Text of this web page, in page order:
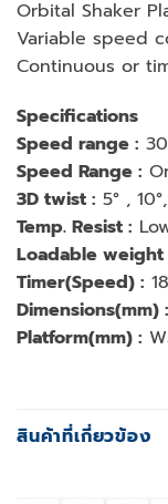
Orbital Shaker
Variable speed
Continuous or
Specifications
Speed range :
Speed Range :
3D twist : 5° ,
Temp. Resist :
Loadable weight
Timer(Speed) :
Dimensions(mm) :
Platform(mm) :
สินค้าที่เกี่ยวข้อง